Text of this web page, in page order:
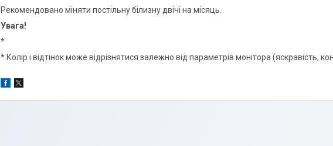
Рекомендовано міняти постільну білизну двічі на місяць.
Увага!
*
* Колір і відтінок може відрізнятися залежно від параметрів монітора (яскравість,